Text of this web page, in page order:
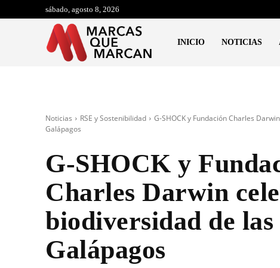
sábado, agosto 8, 2026
INICIO NOTICIAS
Noticias RSE y Sostenibilidad
G-SHOCK y Fundación Charles
Galápagos
G-SHOCK y
Charles Darwin
biodiversidad de las
Galápagos